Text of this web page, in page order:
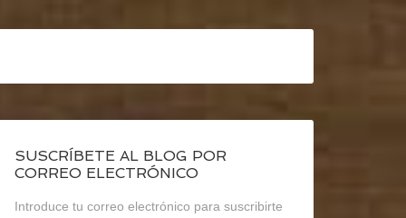
SUSCRÍBETE AL BLOG POR
CORREO ELECTRÓNICO
Introduce tu correo electrónico para suscribirte